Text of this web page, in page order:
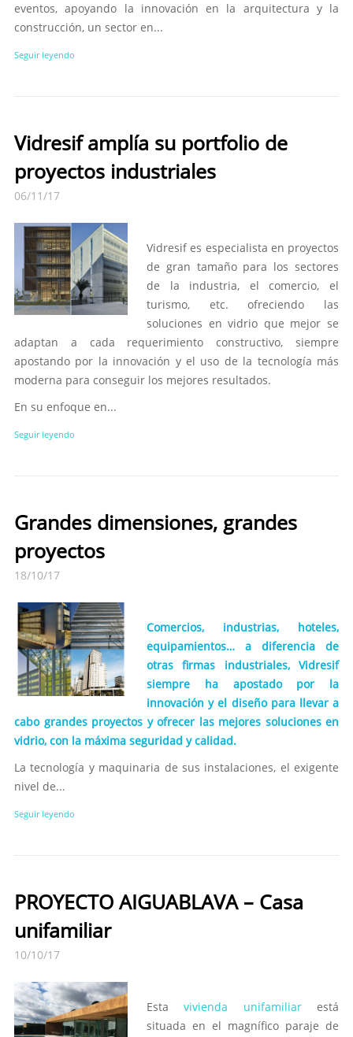
eventos, apoyando la innovación en la arquitectura y la
construcción, un sector en...
Seguir leyendo
Vidresif amplía su portfolio de
proyectos industriales
06/11/17
Vidresif es especialista en proyectos
de gran tamaño para los sectores
de la industria, el comercio, el
turismo, etc. ofreciendo las
soluciones en vidrio que mejor se
adaptan a cada requerimiento constructivo, siempre
apostando por la innovación y el uso de la tecnología más
moderna para conseguir los mejores resultados.
En su enfoque en...
Seguir leyendo
Grandes dimensiones, grandes
proyectos
18/10/17
Comercios, industrias, hoteles,
equipamientos… a diferencia de
otras firmas industriales, Vidresif
siempre ha apostado por la
innovación y el diseño para llevar a
cabo grandes proyectos y ofrecer las mejores soluciones en
vidrio, con la máxima seguridad y calidad.
La tecnología y maquinaria de sus instalaciones, el exigente
nivel de...
Seguir leyendo
PROYECTO AIGUABLAVA – Casa
unifamiliar
10/10/17
Estavivienda unifamiliarestá
situada en el magnífico paraje de